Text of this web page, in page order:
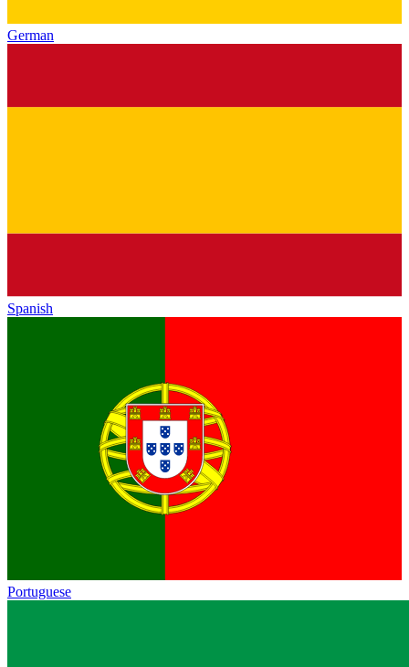
German
Spanish
Portuguese